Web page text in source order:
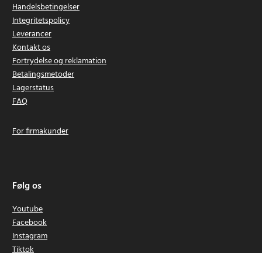
Handelsbetingelser
Integritetspolicy
Leverancer
Kontakt os
Fortrydelse og reklamation
Betalingsmetoder
Lagerstatus
FAQ
For firmakunder
Følg os
Youtube
Facebook
Instagram
Tiktok